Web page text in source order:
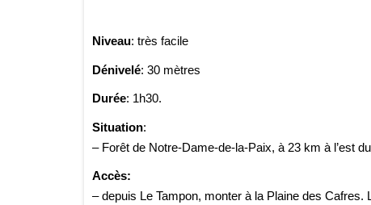
Niveau: très facile
Dénivelé: 30 mètres
Durée: 1h30.
Situation:
– Forêt de Notre-Dame-de-la-Paix, à 23 km à l’est
Accès:
– depuis Le Tampon, monter à la Plaine des